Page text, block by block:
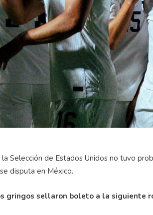
Selección de Estados Unidos no tuvo
disputa en México.
gringos sellaron boleto a la siguiente